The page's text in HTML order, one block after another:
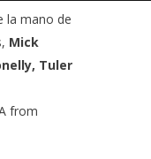
la mano de
Mick
Tuler
from